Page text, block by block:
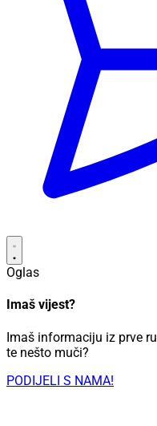
Oglas
Imaš vijest?
Imaš informaciju iz prve
te nešto muči?
PODIJELI S NAMA!